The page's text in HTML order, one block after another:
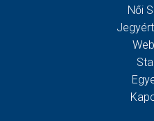
Női